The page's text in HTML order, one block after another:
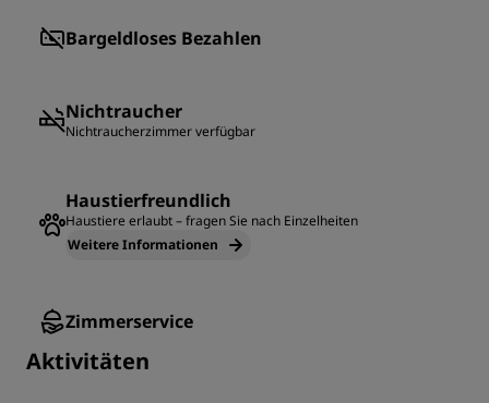
Bargeldloses Bezahlen
Nichtraucher
Nichtraucherzimmer verfügbar
Haustierfreundlich
Haustiere erlaubt – fragen Sie nach Einzelheiten
Weitere Informationen
Zimmerservice
Aktivitäten